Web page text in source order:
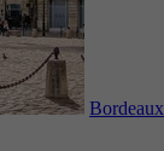
Bordeaux